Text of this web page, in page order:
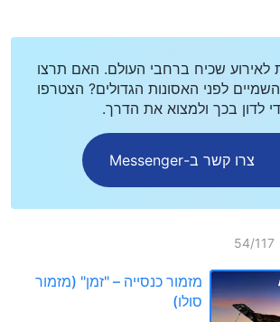
לאירוע שכיח ברחבי העולם. האם תרצו
לפני האסונות הגדולים? הצטרפו
לדון בכך ולמצוא את הדרך.
צרו קשר ב-Messenger
54/117
מזמור כנסייה – "זמן" (מזמור
סולו)